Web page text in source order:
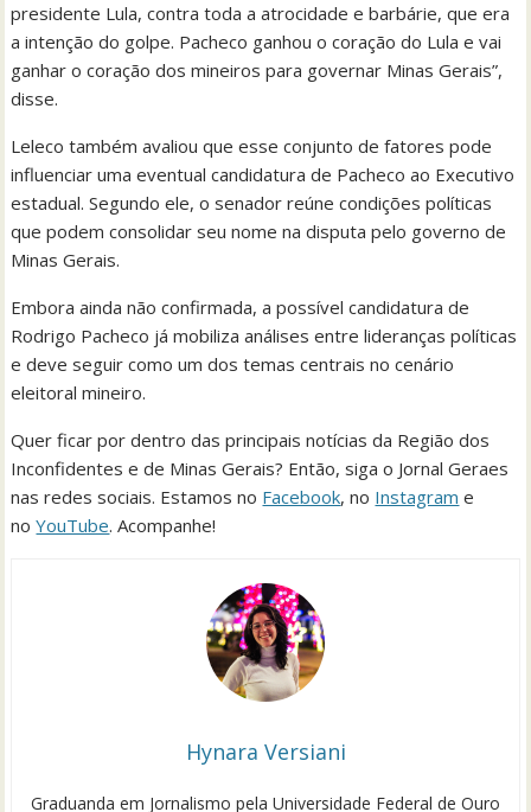
presidente Lula, contra toda a atrocidade e barbárie, que era
a intenção do golpe. Pacheco ganhou o coração do Lula e vai
ganhar o coração dos mineiros para governar Minas Gerais”,
disse.
Leleco também avaliou que esse conjunto de fatores pode
influenciar uma eventual candidatura de Pacheco ao Executivo
estadual. Segundo ele, o senador reúne condições políticas
que podem consolidar seu nome na disputa pelo governo de
Minas Gerais.
Embora ainda não confirmada, a possível candidatura de
Rodrigo Pacheco já mobiliza análises entre lideranças políticas
e deve seguir como um dos temas centrais no cenário
eleitoral mineiro.
Quer ficar por dentro das principais notícias da Região dos
Inconfidentes e de Minas Gerais? Então, siga o Jornal Geraes
nas redes sociais. Estamos no Facebook, no Instagram e
noYouTube. Acompanhe!
Hynara Versiani
Graduanda em Jornalismo pela Universidade Federal de Ouro